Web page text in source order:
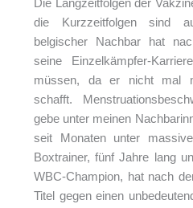
Die Langzeitfolgen der
die Kurzzeitfolgen sind
belgischer Nachbar hat
seine Einzelkämpfer-
müssen, da er nicht mal
schafft.
gebe unter meinen
seit Monaten unter
Boxtrainer, fünf Jahre lang
WBC-Champion, hat nach
Titel gegen einen